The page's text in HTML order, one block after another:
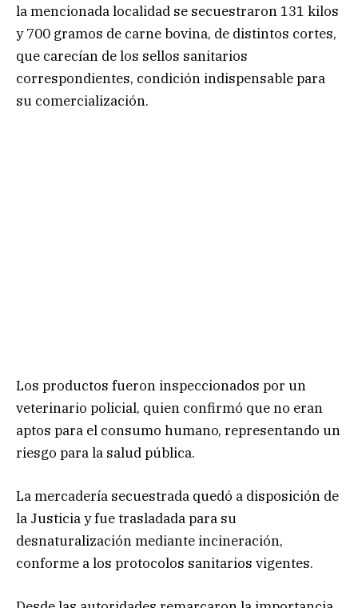
la mencionada localidad se secuestraron 131 kilos
y 700 gramos de carne bovina, de distintos cortes,
que carecían de los sellos sanitarios
correspondientes, condición indispensable para
su comercialización.
Los productos fueron inspeccionados por un
veterinario policial, quien confirmó que no eran
aptos para el consumo humano, representando un
riesgo para la salud pública.
La mercadería secuestrada quedó a disposición de
la Justicia y fue trasladada para su
desnaturalización mediante incineración,
conforme a los protocolos sanitarios vigentes.